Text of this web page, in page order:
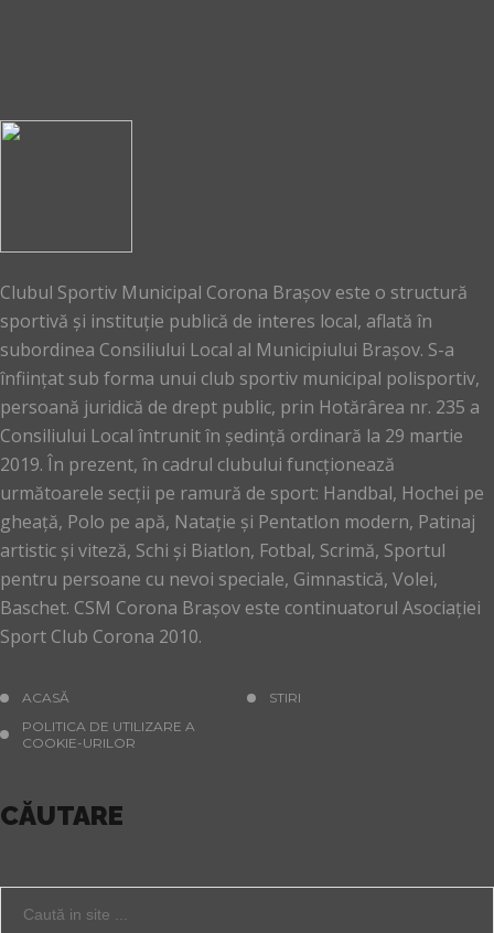
Clubul Sportiv Municipal Corona Brașov este o structură
sportivă și instituție publică de interes local, aflată în
subordinea Consiliului Local al Municipiului Brașov. S-a
înființat sub forma unui club sportiv municipal polisportiv,
persoană juridică de drept public, prin Hotărârea nr. 235 a
Consiliului Local întrunit în ședință ordinară la 29 martie
2019. În prezent, în cadrul clubului funcționează
următoarele secții pe ramură de sport: Handbal, Hochei pe
gheață, Polo pe apă, Natație și Pentatlon modern, Patinaj
artistic și viteză, Schi și Biatlon, Fotbal, Scrimă, Sportul
pentru persoane cu nevoi speciale, Gimnastică, Volei,
Baschet. CSM Corona Brașov este continuatorul Asociației
Sport Club Corona 2010.
ACASĂ
STIRI
POLITICA DE UTILIZARE A
COOKIE-URILOR
CĂUTARE